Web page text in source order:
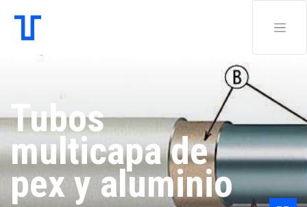
Tubos
multicapa de
pex y aluminio